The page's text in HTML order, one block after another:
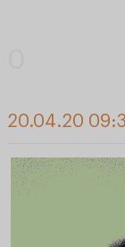
20.04.20